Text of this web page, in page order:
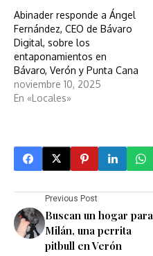
Abinader responde a Ángel
Fernández, CEO de Bávaro
Digital, sobre los
entaponamientos en
Bávaro, Verón y Punta Cana
noviembre 10, 2025
En «Locales»
Previous Post
Buscan un hogar para
Milán, una perrita
pitbull en Verón